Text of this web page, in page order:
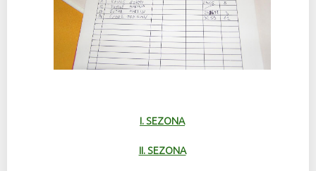
I. SEZONA
II. SEZONA